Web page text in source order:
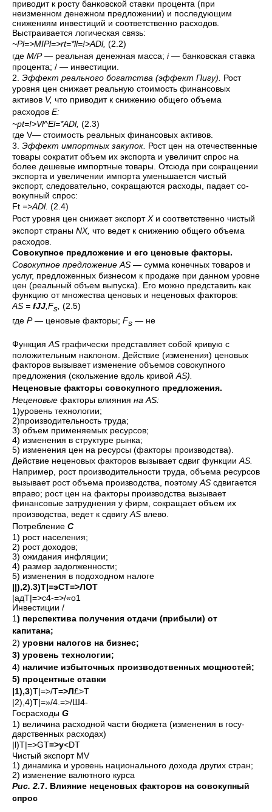
приводит к росту банковской ставки процента (при
неизменном денежном предложении) и последую­щим
снижениям инвестиций и соответственно расходов.
Выстраивается логическая связь:
~Pl=>MIPl=>rt=*ll=!>ADl, (2.2)
где М/Р — реальная денежная масса; i— банковская ставка
процента; / — инвестиции.
2. Эффект реального богатства (эффект Пигу). Рост
уровня цен сни­жает реальную стоимость финансовых
активов V, что приводит к сниже­нию общего объема
расходов Е:
~pt=!>Vl^El=*ADl, (2.3)
где V— стоимость реальных финансовых активов.
3. Эффект импортных закупок. Рост цен на отечественные
товары со­кратит объем их экспорта и увеличит спрос на
более дешевые импортные товары. Отсюда при сокращении
экспорта и увеличении импорта умень­шается чистый
экспорт, следовательно, сокращаются расходы, падает со­
вокупный спрос:
Ft =>ADl. (2.4)
Рост уровня цен снижает экспортX и соответственно чистый
экспорт страны NX, что ведет к снижению общего объема
расходов.
Совокупное предложение и его ценовые факторы.
Совокупное предложе­ние AS — сумма конечных товаров и
услуг, предложенных бизнесом к прода­же при данном уровне
цен (реальный объем выпуска). Его можно предста­вить как
функцию от множества ценовых и неценовых факторов:
AS = fJJ ,Fs (2.5)
где Р— ценовые факторы; Fs — не
Функция AS графически представляет собой кривую с
положительным наклоном. Действие (изменения) ценовых
факторов вызывает изменение объемов совокупного
предложения (скольжение вдоль кривой AS).
Неценовые факторы совокупного предложения.
Неценовые факторы влияния на AS:
1)уровень технологии;
2)производительность труда;
3) объем применяемых ресурсов;
4) изменения в структуре рынка;
5) изменения цен на ресурсы (факторы производства).
Действие неценовых факторов вызывает сдвиг функции AS.
Напри­мер, рост производительности труда, объема ресурсов
вызывает рост объема производства, поэтому AS сдвигается
вправо; рост цен на факто­ры производства вызывает
финансовые затруднения у фирм, сокращает объем их
производства, ведет к сдвигу AS влево.
Потребление С
1) рост населения;
2) рост доходов;
3) ожидания инфляции;
4) размер задолженности;
5) изменения в подоход­ном налоге
||),2).3)Т|=эСТ=>ЛОТ
|адТ|=>с4-=>/«о1
Инвестиции /
1) перспектива получения отдачи (прибыли) от
капитана;
2) уровни налогов на бизнес;
3) уровень технологии;
4) наличие избыточных произ­водственных мощностей;
5) процентные ставки
|1),3)Т|=>/Т=>Л£>Т
|2),4)Т|=»/4.=>/Ш4-
Госрасходы G
1) величина расход­ной части бюджета (изменения в госу­
дарственных расхо­дах)
|l)T|=>GT=>y<DT
Чистый экспорт MV
1) динамика и уровень нацио­нального дохода других стран;
2) изменение валютного курса
Рис. 2.7. Влияние неценовых факторов на совокупный
спрос